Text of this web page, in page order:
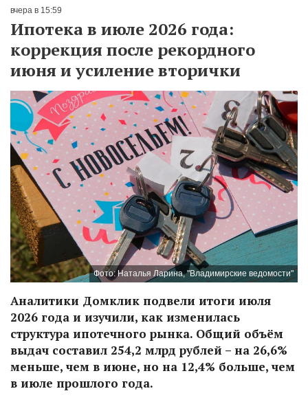
вчера в 15:59
Ипотека в июле 2026 года:
коррекция после рекордного
июня и усиление вторички
Фото: Наталья Ларина, "Владимирские ведомости"
Аналитики Домклик подвели итоги июля
2026 года и изучили, как изменилась
структура ипотечного рынка. Общий объём
выдач составил 254,2 млрд рублей – на 26,6%
меньше, чем в июне, но на 12,4% больше, чем
в июле прошлого года.